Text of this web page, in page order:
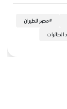
#مصر للطيران
الطائرات